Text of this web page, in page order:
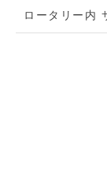
ロータリー内